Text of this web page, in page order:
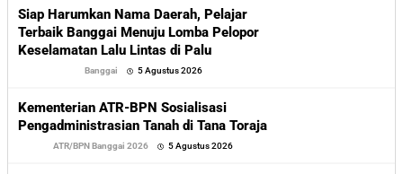
Siap Harumkan Nama Daerah, Pelajar
Terbaik Banggai Menuju Lomba Pelopor
Keselamatan Lalu Lintas di Palu
Banggai 5 Agustus 2026
Kementerian ATR-BPN Sosialisasi
Pengadministrasian Tanah di Tana Toraja
ATR/BPN Banggai 2026 5 Agustus 2026